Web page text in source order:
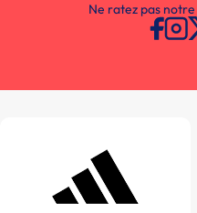
Ne ratez pas